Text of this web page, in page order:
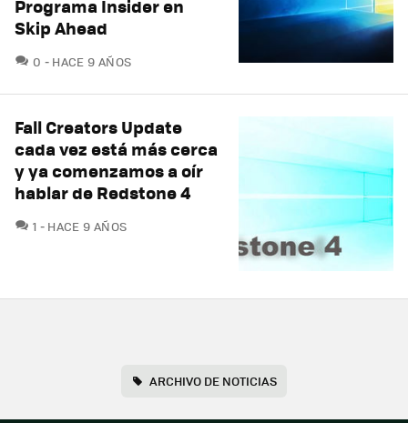
Programa Insider en
Skip Ahead
0 COMENTARIOS
HACE 9 AÑOS
Fall Creators Update
cada vez está más cerca
y ya comenzamos a oír
hablar de Redstone 4
1 COMENTARIOS
HACE 9 AÑOS
ARCHIVO DE NOTICIAS